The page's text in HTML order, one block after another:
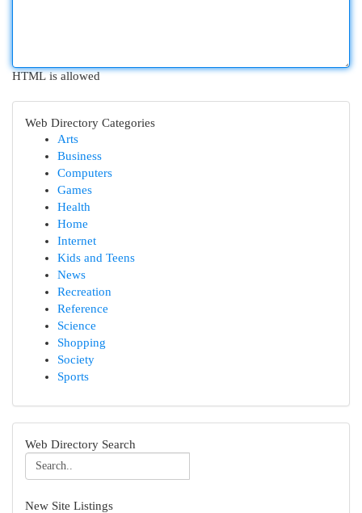
HTML is allowed
Web Directory Categories
Arts
Business
Computers
Games
Health
Home
Internet
Kids and Teens
News
Recreation
Reference
Science
Shopping
Society
Sports
Web Directory Search
New Site Listings